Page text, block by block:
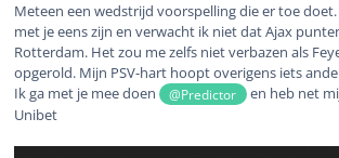
Meteen een wedstrijd voorspelling die er toe
met je eens zijn en verwacht ik niet dat Ajax
Rotterdam. Het zou me zelfs niet verbazen als
opgerold. Mijn PSV-hart hoopt overigens iets
Ik ga met je mee doen
@Predictor
en heb net
Unibet